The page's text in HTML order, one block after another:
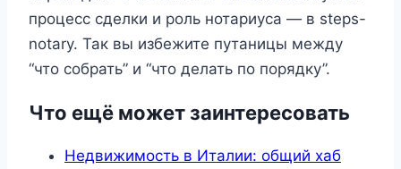
процесс сделки и роль нотариуса — в steps-
notary. Так вы избежите путаницы между
“что собрать” и “что делать по порядку”.
Что ещё может заинтересовать
Недвижимость в Италии: общий хаб